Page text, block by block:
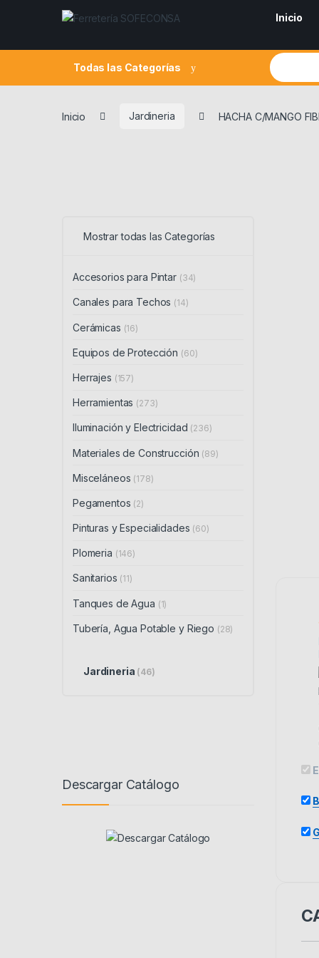
Skip to navigation
Skip to content
Inicio
Todas las Categorías
Search for:
Inicio Jardineria HACHA C/MANGO
Mostrar todas las Categorías
Accesorios para Pintar (34)
Canales para Techos (14)
Cerámicas (16)
Equipos de Protección (60)
Herrajes (157)
Herramientas (273)
Iluminación y Electricidad (236)
Materiales de Construcción (89)
Misceláneos (178)
Pegamentos (2)
Pinturas y Especialidades (60)
Plomeria (146)
Sanitarios (11)
Tanques de Agua (1)
Tubería, Agua Potable y Riego (28)
Jardineria (46)
Descargar Catálogo